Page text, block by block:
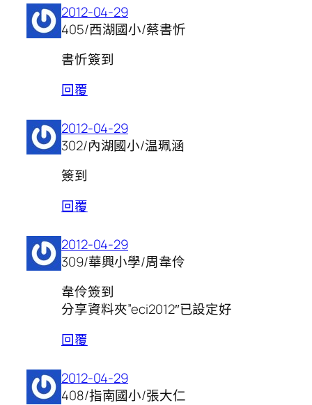
2012-04-29
405/西湖國小/蔡書忻
書忻簽到
回覆
2012-04-29
302/內湖國小/温珮涵
簽到
回覆
2012-04-29
309/華興小學/周韋伶
韋伶簽到
分享資料夾”eci2012″已設定好
回覆
2012-04-29
408/指南國小/張大仁